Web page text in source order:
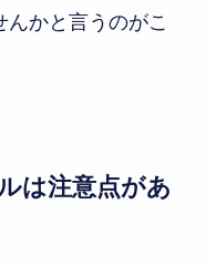
かと言うのがこ
は注意点があ